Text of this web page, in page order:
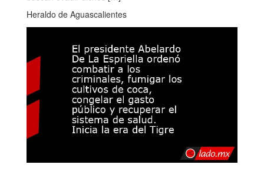
Heraldo de Aguascalientes